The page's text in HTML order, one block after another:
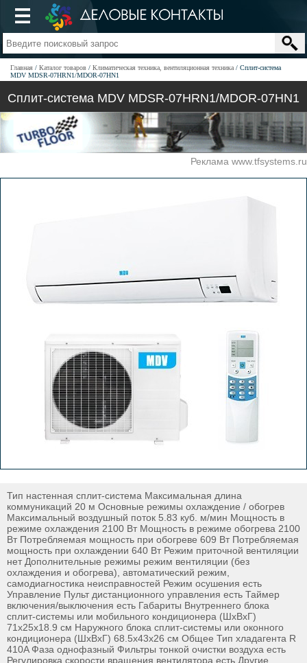
Главная Каталог товаров Климатическая техника, вентиляционная техника
Сплит-система
MDV MDSR-07HRN1/MDOR-07HN1
Сплит-система MDV MDSR-07HRN1/MDOR-07HN1
Реклама www.tfsystems.ru
Тип настенная сплит-система Максимальная длина
коммуникаций 20 м Основные режимы охлаждение / обогрев
Максимальный воздушный поток 5.83 куб. м/мин Мощность в
режиме охлаждения 2100 Вт Мощность в режиме обогрева 2100
Вт Потребляемая мощность при обогреве 609 Вт Потребляемая
мощность при охлаждении 640 Вт Режим приточной вентиляции
нет Дополнительные режимы режим вентиляции (без
охлаждения и обогрева), автоматический режим,
самодиагностика неисправностей Режим осушения есть
Управление Пульт дистанционного управления есть Таймер
включения/выключения есть Габариты Внутреннего блока
сплит-системы или мобильного кондиционера (ШxВxГ)
71x25x18.9 см Наружного блока сплит-системы или оконного
кондиционера (ШxВxГ) 68.5x43x26 см Общее Тип хладагента R
410A Фаза однофазный Фильтры тонкой очистки воздуха есть
Регулировка скорости вращения вентилятора есть Другие